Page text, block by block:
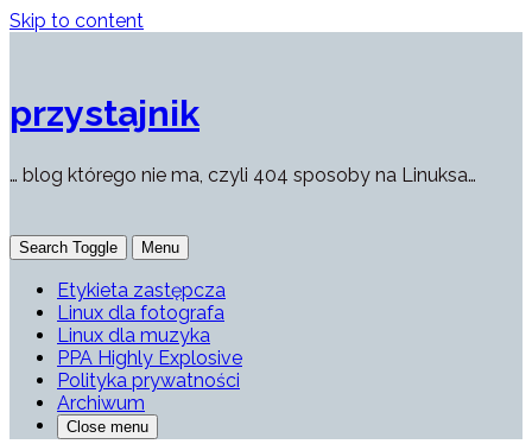
Skip to content
przystajnik
… blog którego nie ma, czyli 404 sposoby na Linuksa…
Search Toggle Menu
Etykieta zastępcza
Linux dla fotografa
Linux dla muzyka
PPA Highly Explosive
Polityka prywatności
Archiwum
Close menu